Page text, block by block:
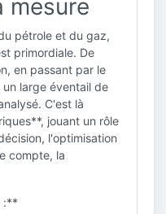
mesure
pétrole et du gaz,
primordiale. De
en passant par le
large éventail de
C'est là
jouant un rôle
l'optimisation
compte, la
:**